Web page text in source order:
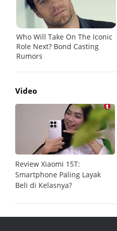
Video
Review Xiaomi 15T:
Smartphone Paling Layak
Beli di Kelasnya?